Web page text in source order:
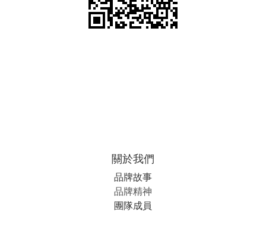
關於我們
品牌故事
品牌精神
團隊成員